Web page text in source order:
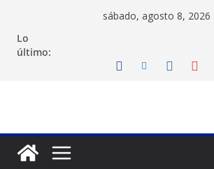
contenido
sábado, agosto 8, 2026
Lo
último: